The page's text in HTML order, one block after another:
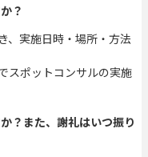
？
、実施日時・場所・方法
スポットコンサルの実施
？また、謝礼はいつ振り